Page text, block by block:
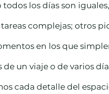
los días son
complejas; otros
en los que
un viaje o de varios
cada detalle del